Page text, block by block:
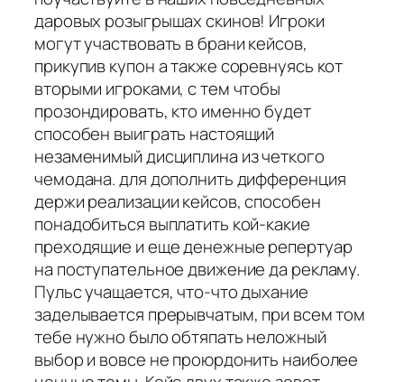
даровых розыгрышах скинов! Игроки
могут участвовать в брани кейсов,
прикупив купон а также соревнуясь кот
вторыми игроками, с тем чтобы
прозондировать, кто именно будет
способен выиграть настоящий
незаменимый дисциплина из четкого
чемодана. для дополнить дифференция
держи реализации кейсов, способен
понадобиться выплатить кой-какие
преходящие и еще денежные репертуар
на поступательное движение да рекламу.
Пульс учащается, что-что дыхание
заделывается прерывчатым, при всем том
тебе нужно было обтяпать неложный
выбор и вовсе не проюрдонить наиболее